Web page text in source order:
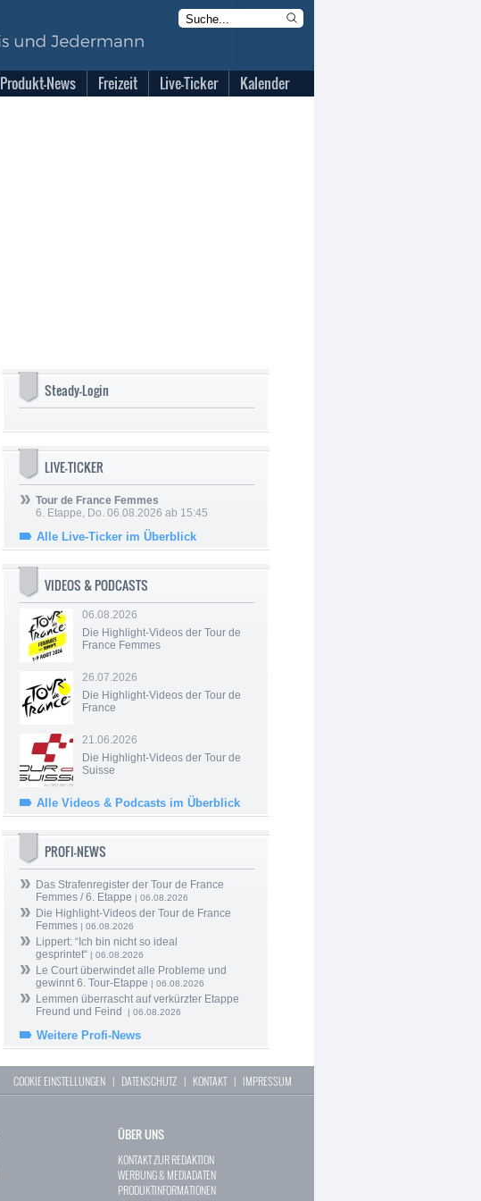
Produkt-News Freizeit Live-Ticker Kalender
Steady-Login
LIVE-TICKER
Tour de France Femmes
6. Etappe, Do. 06.08.2026 ab 15:45
Alle Live-Ticker im Überblick
VIDEOS & PODCASTS
06.08.2026
Die Highlight-Videos der Tour de
France Femmes
26.07.2026
Die Highlight-Videos der Tour de
France
21.06.2026
Die Highlight-Videos der Tour de
Suisse
Alle Videos & Podcasts im Überblick
PROFI-NEWS
Das Strafenregister der Tour de France
Femmes / 6. Etappe | 06.08.2026
Die Highlight-Videos der Tour de France
Femmes | 06.08.2026
Lippert: “Ich bin nicht so ideal
gesprintet“ | 06.08.2026
Le Court überwindet alle Probleme und
gewinnt 6. Tour-Etappe | 06.08.2026
Lemmen überrascht auf verkürzter Etappe
Freund und Feind
| 06.08.2026
Weitere Profi-News
COOKIE EINSTELLUNGEN | DATENSCHUTZ | KONTAKT| IMPRESSUM
ÜBER UNS
KONTAKT ZUR REDAKTION
WERBUNG & MEDIADATEN
PRODUKTINFORMATIONEN